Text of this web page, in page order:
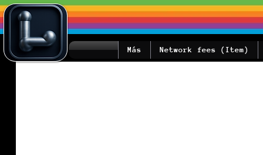
Network fees (Item)
Más